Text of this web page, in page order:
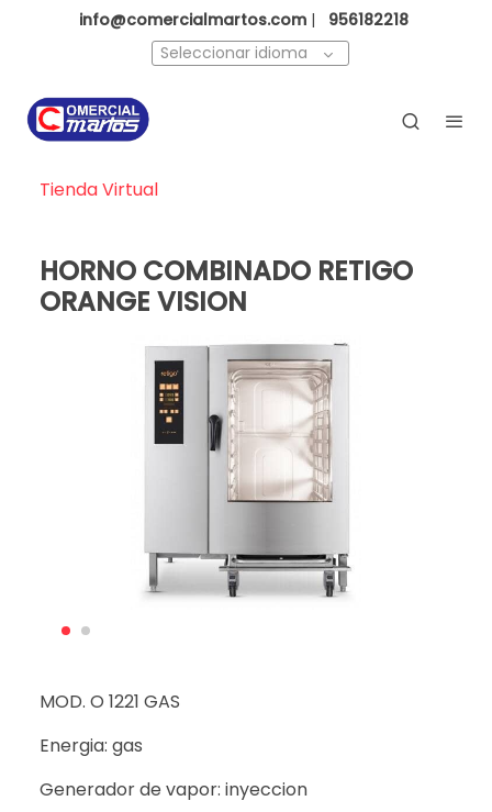
info@comercialmartos.com |
956182218
Seleccionar idioma
Tienda Virtual
HORNO COMBINADO RETIGO
ORANGE VISION
MOD. O 1221 GAS
Energia: gas
Generador de vapor: inyeccion